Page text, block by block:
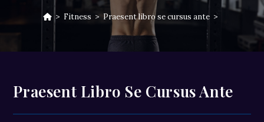
> Fitness > Praesent libro se cursus ante >
Praesent Libro Se Cursus Ante